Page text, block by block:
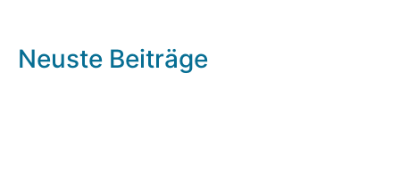
Neuste Beiträge